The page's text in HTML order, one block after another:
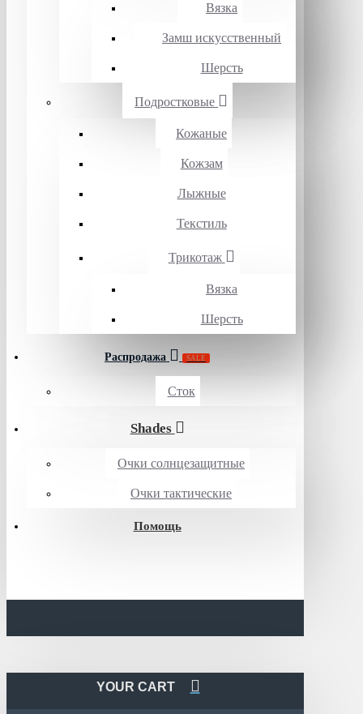
Вязка
Замш искусственный
Шерсть
Подростковые
Кожаные
Кожзам
Лыжные
Текстиль
Трикотаж
Вязка
Шерсть
Распродажа SALE
Сток
Shades
Очки солнцезащитные
Очки тактические
Помощь
YOUR CART